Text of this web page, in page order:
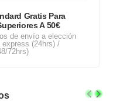
Gratis Para
A 50€
de envío a elección
(24hrs) /
72hrs)